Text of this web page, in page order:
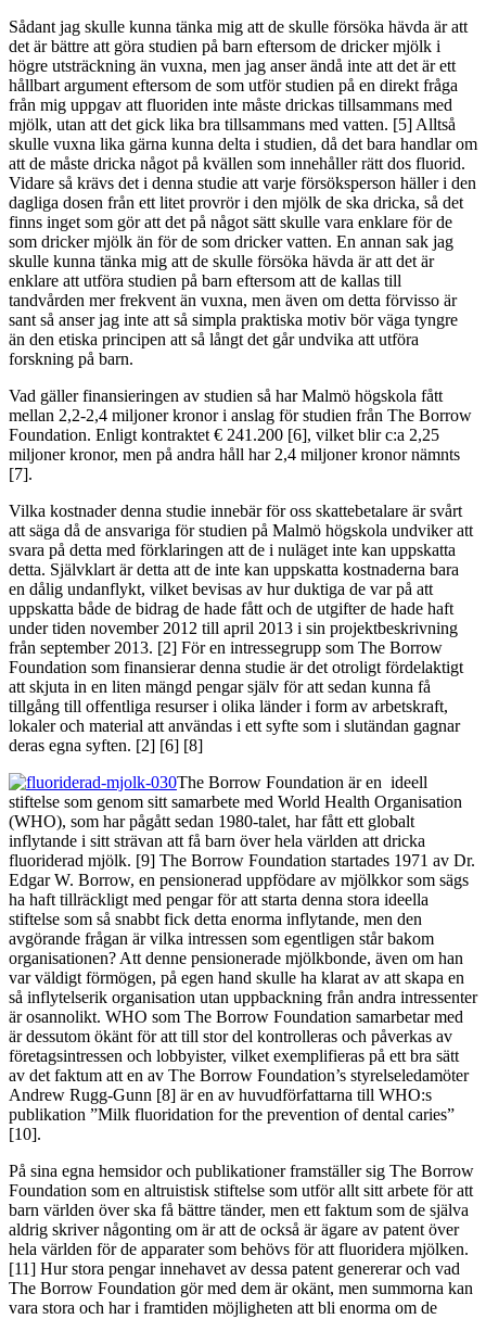
Sådant jag skulle kunna tänka mig att de skulle försöka hävda är att
det är bättre att göra studien på barn eftersom de dricker mjölk i
högre utsträckning än vuxna, men jag anser ändå inte att det är ett
hållbart argument eftersom de som utför studien på en direkt fråga
från mig uppgav att fluoriden inte måste drickas tillsammans med
mjölk, utan att det gick lika bra tillsammans med vatten. [5] Alltså
skulle vuxna lika gärna kunna delta i studien, då det bara handlar om
att de måste dricka något på kvällen som innehåller rätt dos fluorid.
Vidare så krävs det i denna studie att varje försöksperson häller i den
dagliga dosen från ett litet provrör i den mjölk de ska dricka, så det
finns inget som gör att det på något sätt skulle vara enklare för de
som dricker mjölk än för de som dricker vatten. En annan sak jag
skulle kunna tänka mig att de skulle försöka hävda är att det är
enklare att utföra studien på barn eftersom att de kallas till
tandvården mer frekvent än vuxna, men även om detta förvisso är
sant så anser jag inte att så simpla praktiska motiv bör väga tyngre
än den etiska principen att så långt det går undvika att utföra
forskning på barn.
Vad gäller finansieringen av studien så har Malmö högskola fått
mellan 2,2-2,4 miljoner kronor i anslag för studien från The Borrow
Foundation. Enligt kontraktet € 241.200 [6], vilket blir c:a 2,25
miljoner kronor, men på andra håll har 2,4 miljoner kronor nämnts
[7].
Vilka kostnader denna studie innebär för oss skattebetalare är svårt
att säga då de ansvariga för studien på Malmö högskola undviker att
svara på detta med förklaringen att de i nuläget inte kan uppskatta
detta. Självklart är detta att de inte kan uppskatta kostnaderna bara
en dålig undanflykt, vilket bevisas av hur duktiga de var på att
uppskatta både de bidrag de hade fått och de utgifter de hade haft
under tiden november 2012 till april 2013 i sin projektbeskrivning
från september 2013. [2] För en intressegrupp som The Borrow
Foundation som finansierar denna studie är det otroligt fördelaktigt
att skjuta in en liten mängd pengar själv för att sedan kunna få
tillgång till offentliga resurser i olika länder i form av arbetskraft,
lokaler och material att användas i ett syfte som i slutändan gagnar
deras egna syften. [2] [6] [8]
The Borrow Foundation är en ideell
stiftelse som genom sitt samarbete med World Health Organisation
(WHO), som har pågått sedan 1980-talet, har fått ett globalt
inflytande i sitt strävan att få barn över hela världen att dricka
fluoriderad mjölk. [9] The Borrow Foundation startades 1971 av Dr.
Edgar W. Borrow, en pensionerad uppfödare av mjölkkor som sägs
ha haft tillräckligt med pengar för att starta denna stora ideella
stiftelse som så snabbt fick detta enorma inflytande, men den
avgörande frågan är vilka intressen som egentligen står bakom
organisationen? Att denne pensionerade mjölkbonde, även om han
var väldigt förmögen, på egen hand skulle ha klarat av att skapa en
så inflytelserik organisation utan uppbackning från andra intressenter
är osannolikt. WHO som The Borrow Foundation samarbetar med
är dessutom ökänt för att till stor del kontrolleras och påverkas av
företagsintressen och lobbyister, vilket exemplifieras på ett bra sätt
av det faktum att en av The Borrow Foundation’s styrelseledamöter
Andrew Rugg-Gunn [8] är en av huvudförfattarna till WHO:s
publikation ”Milk fluoridation for the prevention of dental caries”
[10].
På sina egna hemsidor och publikationer framställer sig The Borrow
Foundation som en altruistisk stiftelse som utför allt sitt arbete för att
barn världen över ska få bättre tänder, men ett faktum som de själva
aldrig skriver någonting om är att de också är ägare av patent över
hela världen för de apparater som behövs för att fluoridera mjölken.
[11] Hur stora pengar innehavet av dessa patent genererar och vad
The Borrow Foundation gör med dem är okänt, men summorna kan
vara stora och har i framtiden möjligheten att bli enorma om de